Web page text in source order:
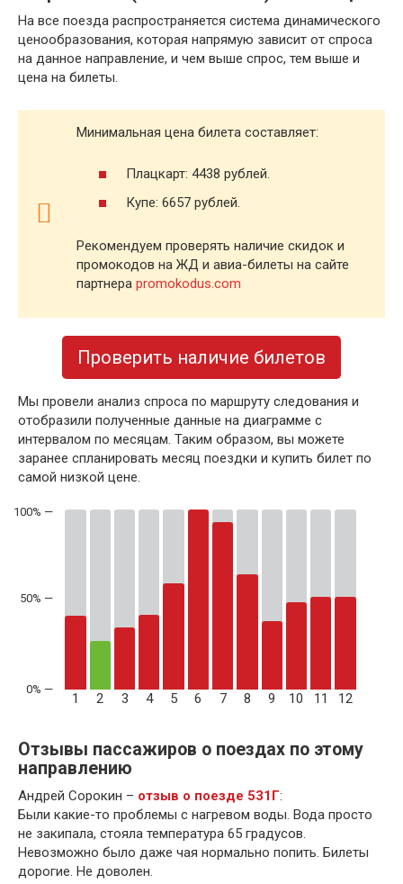
На все поезда распространяется система динамического
ценообразования, которая напрямую зависит от спроса
на данное направление, и чем выше спрос, тем выше и
цена на билеты.
Минимальная цена билета составляет:
Плацкарт: 4438 рублей.
Купе: 6657 рублей.
Рекомендуем проверять наличие скидок и
промокодов на ЖД и авиа-билеты на сайте
партнера promokodus.com
Проверить наличие билетов
Мы провели анализ спроса по маршруту следования и
отобразили полученные данные на диаграмме с
интервалом по месяцам. Таким образом, вы можете
заранее спланировать месяц поездки и купить билет по
самой низкой цене.
50% —
1 2 3 4 5 6 7 8 9 10 11 12
Отзывы пассажиров о поездах по этому
направлению
Андрей Сорокин – отзыв о поезде 531Г:
Были какие-то проблемы с нагревом воды. Вода просто
не закипала, стояла температура 65 градусов.
Невозможно было даже чая нормально попить. Билеты
дорогие. Не доволен.